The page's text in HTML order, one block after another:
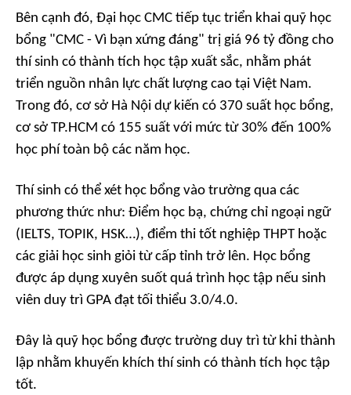
Bên cạnh đó, Đại học CMC tiếp tục triển khai quỹ học
bổng "CMC - Vì bạn xứng đáng" trị giá 96 tỷ đồng cho
thí sinh có thành tích học tập xuất sắc, nhằm phát
triển nguồn nhân lực chất lượng cao tại Việt Nam.
Trong đó, cơ sở Hà Nội dự kiến có 370 suất học bổng,
cơ sở TP.HCM có 155 suất với mức từ 30% đến 100%
học phí toàn bộ các năm học.
Thí sinh có thể xét học bổng vào trường qua các
phương thức như: Điểm học bạ, chứng chỉ ngoại ngữ
(IELTS, TOPIK, HSK…), điểm thi tốt nghiệp THPT hoặc
các giải học sinh giỏi từ cấp tỉnh trở lên. Học bổng
được áp dụng xuyên suốt quá trình học tập nếu sinh
viên duy trì GPA đạt tối thiểu 3.0/4.0.
Đây là quỹ học bổng được trường duy trì từ khi thành
lập nhằm khuyến khích thí sinh có thành tích học tập
tốt.